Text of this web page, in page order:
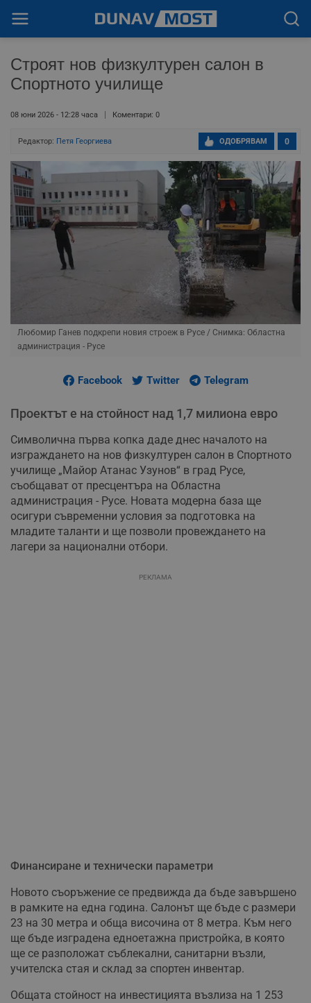
Строят нов физкултурен салон в
Спортното училище
08 юни 2026 - 12:28 часа Коментари: 0
Редактор: Петя Георгиева 0
ОДОБРЯВАМ
Любомир Ганев подкрепи новия строеж в Русе / Снимка: Областна
администрация - Русе
Facebook Twitter Telegram
Проектът е на стойност над 1,7 милиона евро
Символична първа копка даде днес началото на
изграждането на нов физкултурен салон в Спортното
училище „Майор Атанас Узунов“ в град Русе,
съобщават от пресцентъра на Областна
администрация - Русе. Новата модерна база ще
осигури съвременни условия за подготовка на
младите таланти и ще позволи провеждането на
лагери за национални отбори.
РЕКЛАМА
Финансиране и технически параметри
Новото съоръжение се предвижда да бъде завършено
в рамките на една година. Салонът ще бъде с размери
23 на 30 метра и обща височина от 8 метра. Към него
ще бъде изградена едноетажна пристройка, в която
ще се разположат съблекални, санитарни възли,
учителска стая и склад за спортен инвентар.
Общата стойност на инвестицията възлиза на 1 253